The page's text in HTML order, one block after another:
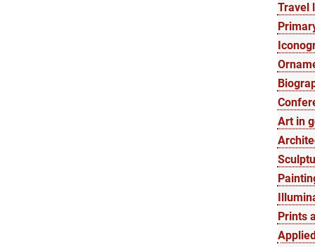
Travel
Art in
Prints